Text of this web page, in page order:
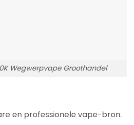
Wegwerpvape Groothandel
en professionele vape-bron.